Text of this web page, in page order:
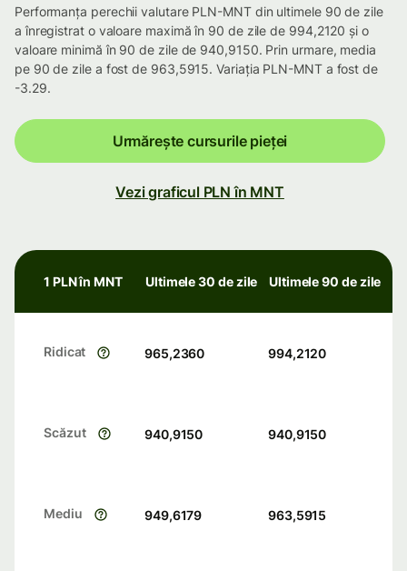
Performanța perechii valutare PLN-MNT din ultimele 90 de zile
a înregistrat o valoare maximă în 90 de zile de 994,2120 și o
valoare minimă în 90 de zile de 940,9150. Prin urmare, media
pe 90 de zile a fost de 963,5915. Variația PLN-MNT a fost de
-3.29.
Urmărește cursurile pieței
Vezi graficul PLN în MNT
1 PLN în MNT Ultimele 30 de zile Ultimele 90 de zile
Ridicat 965,2360 994,2120
Scăzut 940,9150 940,9150
Mediu 949,6179 963,5915